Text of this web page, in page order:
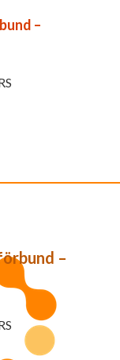
–
–